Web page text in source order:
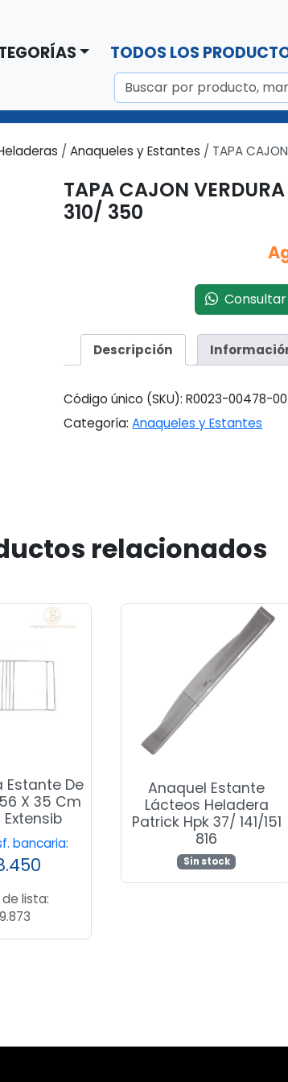
TODOS LOS
/ Anaqueles y Estantes / TAPA
TAPA CAJON
310/ 350
Consultar
Descripción
Código único (SKU):R0023-00478-
Categoría:Anaqueles y Estantes
relacionados
Estante De
X 35 Cm
bancaria:
lista:
Anaquel Estante
Lácteos Heladera
Patrick Hpk 37/ 141/151
816
Sin stock